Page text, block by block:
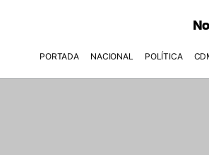
PORTADA NACIONAL POLÍTICA